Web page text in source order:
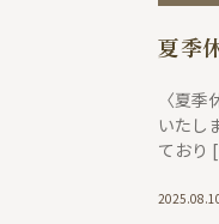
夏季
〈夏
いたし
ており